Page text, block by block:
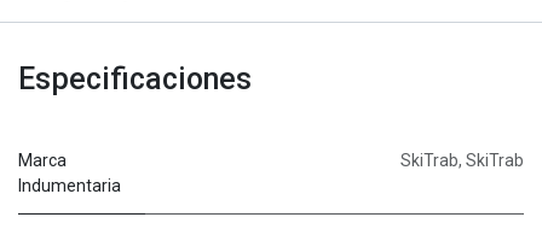
Especificaciones
Marca
Indumentaria
SkiTrab, SkiTrab